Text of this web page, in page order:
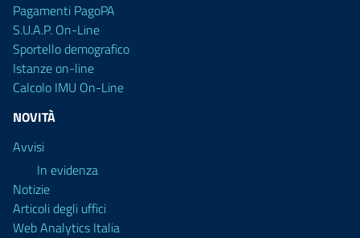
Pagamenti PagoPA
S.U.A.P. On-Line
Sportello demografico
Istanze on-line
Calcolo IMU On-Line
NOVITÀ
Avvisi
In evidenza
Notizie
Articoli degli uffici
Web Analytics Italia